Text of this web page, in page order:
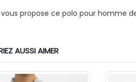
propose ce polo pour homme
AUSSI AIMER